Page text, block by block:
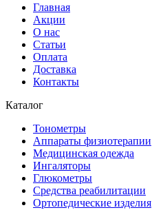
Главная
Акции
О нас
Статьи
Оплата
Доставка
Контакты
Каталог
Тонометры
Аппараты физиотерапии
Медицинская одежда
Ингаляторы
Глюкометры
Средства реабилитации
Ортопедические изделия